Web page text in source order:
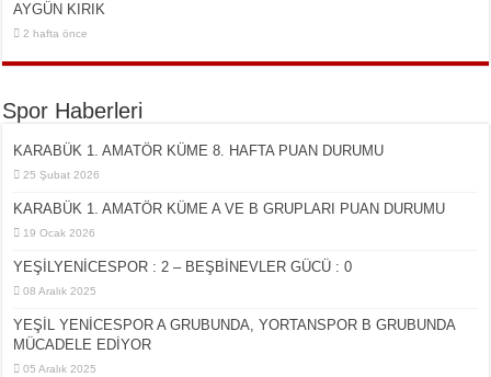
AYGÜN KIRIK
2 hafta önce
Spor Haberleri
KARABÜK 1. AMATÖR KÜME 8. HAFTA PUAN DURUMU
25 Şubat 2026
KARABÜK 1. AMATÖR KÜME A VE B GRUPLARI PUAN DURUMU
19 Ocak 2026
YEŞİLYENİCESPOR : 2 – BEŞBİNEVLER GÜCÜ : 0
08 Aralık 2025
YEŞİL YENİCESPOR A GRUBUNDA, YORTANSPOR B GRUBUNDA
MÜCADELE EDİYOR
05 Aralık 2025